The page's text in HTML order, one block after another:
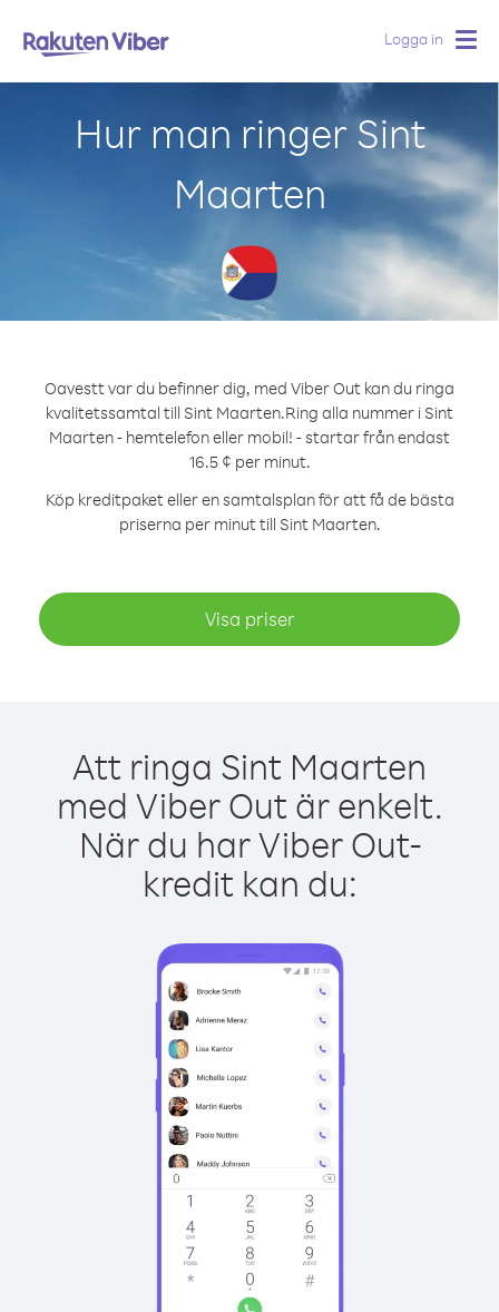
Logga in
Hur man ringer Sint
Maarten
Oavestt var du befinner dig, med Viber Out kan du ringa
kvalitetssamtal till Sint Maarten.Ring alla nummer i Sint
Maarten - hemtelefon eller mobil! - startar från endast
16.5 ¢ per minut.
Köp kreditpaket eller en samtalsplan för att få de bästa
priserna per minut till Sint Maarten.
Visa priser
Att ringa Sint Maarten
med Viber Out är enkelt.
När du har Viber Out-
kredit kan du: